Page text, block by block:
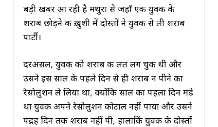
बड़ी खबर आ रही है मथुरा से जहाँ एक युवक के
शराब छोड़ने की ख़ुशी में दोस्तों ने युवक से ली शराब
पार्टी।
दरअसल, युवक को शराब की लत लग चुकी थी और
उसने इस साल के पहले दिन से ही शराब न पीने का
रेसोलुशन ले लिया था, क्योंकि साल का पहला दिन मंडे
था युवक अपने रेसोलुशन कोटाल नहीं पाया और उसने
पंद्रह दिन तक शराब नहीं पी, हालाकिं युवक के दोस्तों